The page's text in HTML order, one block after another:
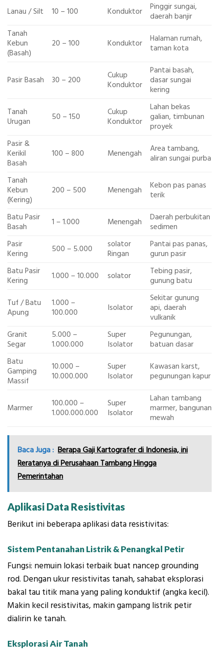
Lanau / Silt 10 – 100 Konduktor
Pinggir sungai,
daerah banjir
Tanah
Kebun
(Basah)
20 – 100 Konduktor
Halaman rumah,
taman kota
Pasir Basah 30 – 200
Cukup
Konduktor
Pantai basah,
dasar sungai
kering
Tanah
Urugan
50 – 150
Cukup
Konduktor
Lahan bekas
galian, timbunan
proyek
Pasir &
Kerikil
Basah
100 – 800 Menengah
Area tambang,
aliran sungai purba
Tanah
Kebun
(Kering)
200 – 500 Menengah
Kebon pas panas
terik
Batu Pasir
Basah
1 – 1.000 Menengah
Daerah perbukitan
sedimen
Pasir
Kering
500 – 5.000
solator
Ringan
Pantai pas panas,
gurun pasir
Batu Pasir
Kering
1.000 – 10.000 solator
Tebing pasir,
gunung batu
Tuf / Batu
Apung
1.000 –
100.000
Isolator
Sekitar gunung
api, daerah
vulkanik
Granit
Segar
5.000 –
1.000.000
Super
Isolator
Pegunungan,
batuan dasar
Batu
Gamping
Massif
10.000 –
10.000.000
Super
Isolator
Kawasan karst,
pegunungan kapur
Marmer
100.000 –
1.000.000.000
Super
Isolator
Lahan tambang
marmer, bangunan
mewah
Baca Juga : Berapa Gaji Kartografer di Indonesia, ini
Reratanya di Perusahaan Tambang Hingga
Pemerintahan
Aplikasi Data Resistivitas
Berikut ini beberapa aplikasi data resistivitas:
Sistem Pentanahan Listrik & Penangkal Petir
Fungsi: nemuin lokasi terbaik buat nancep grounding
rod. Dengan ukur resistivitas tanah, sahabat eksplorasi
bakal tau titik mana yang paling konduktif (angka kecil).
Makin kecil resistivitas, makin gampang listrik petir
dialirin ke tanah.
Eksplorasi Air Tanah